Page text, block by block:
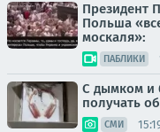
Президент
Польша
москаля»:
ПАБЛИКИ
С дымком и
получать
СМИ